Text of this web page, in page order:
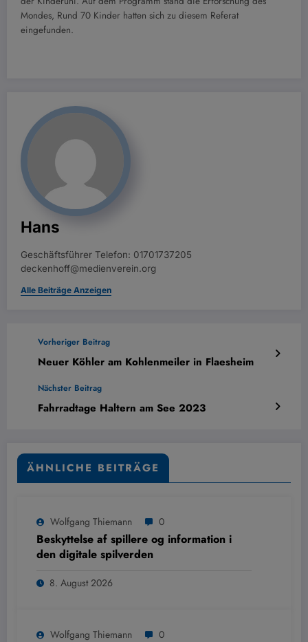
Mondes, Rund 70 Kinder hatten sich zu diesem Referat
eingefunden.
Hans
Geschäftsführer Telefon: 01701737205
deckenhoff@medienverein.org
Alle Beiträge Anzeigen
Vorheriger Beitrag
Neuer Köhler am Kohlenmeiler in Flaesheim
Nächster Beitrag
Fahrradtage Haltern am See 2023
ÄHNLICHE BEITRÄGE
Wolfgang Thiemann 0
Beskyttelse af spillere og information i
den digitale spilverden
8. August 2026
Wolfgang Thiemann 0